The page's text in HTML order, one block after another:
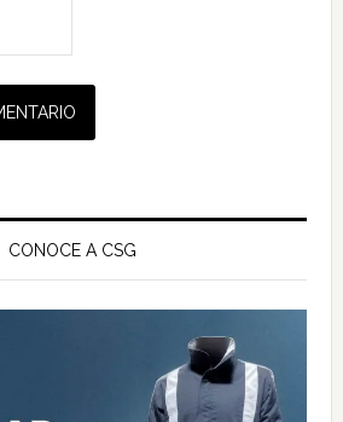
CONOCE A CSG